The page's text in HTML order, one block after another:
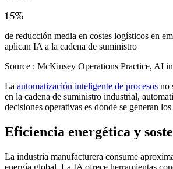
15%
de reducción media en costes logísticos en
aplican IA a la cadena de suministro
Source : McKinsey Operations Practice, AI
La automatización inteligente de procesos no
en la cadena de suministro industrial,
decisiones operativas es donde se generan
Eficiencia energética y
La industria manufacturera consume
energía global. La IA ofrece herramientas